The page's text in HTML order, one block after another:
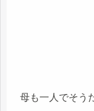
母も一人でそう